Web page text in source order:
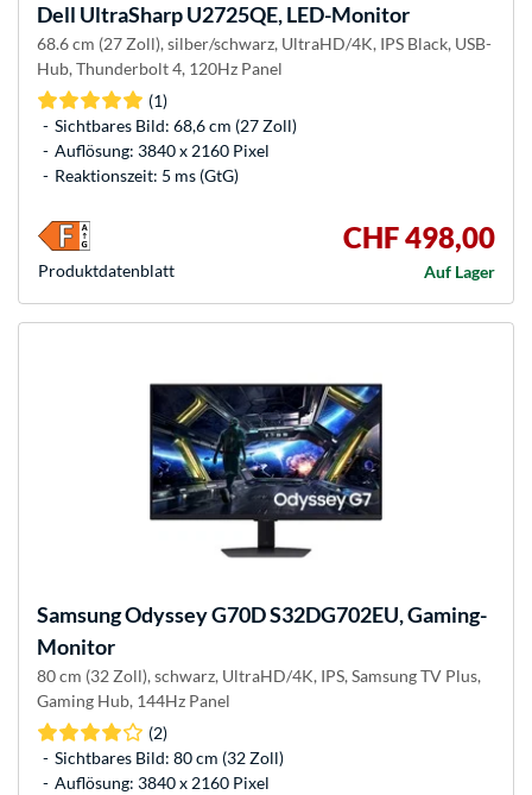
Dell UltraSharp U2725QE, LED-Monitor
68.6 cm (27 Zoll), silber/schwarz, UltraHD/4K, IPS Black, USB-
Hub, Thunderbolt 4, 120Hz Panel
(1)
Sichtbares Bild: 68,6 cm (27 Zoll)
Auflösung: 3840 x 2160 Pixel
Reaktionszeit: 5 ms (GtG)
CHF 498,00
Auf Lager
Produkt­datenblatt
SamsungOdyssey G70D S32DG702EU, Gaming-
Monitor
80 cm (32 Zoll), schwarz, UltraHD/4K, IPS, Samsung TV Plus,
Gaming Hub, 144Hz Panel
(2)
Sichtbares Bild: 80 cm (32 Zoll)
Auflösung: 3840 x 2160 Pixel